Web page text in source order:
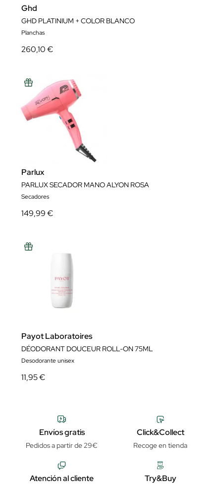
Ghd
GHD PLATINIUM + COLOR BLANCO
Planchas
260,10 €
Parlux
PARLUX SECADOR MANO ALYON ROSA
Secadores
149,99 €
Payot Laboratoires
DÉODORANT DOUCEUR ROLL-ON 75ML
Desodorante unisex
11,95 €
Envíos gratis
Pedidos a partir de 29€
Click&Collect
Recoge en tienda
Atención al cliente Try&Buy